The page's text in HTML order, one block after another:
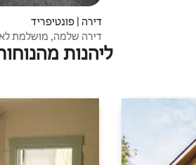
דירה | פונטיפריד
דירה שלמה, מושלמת
ליהנות